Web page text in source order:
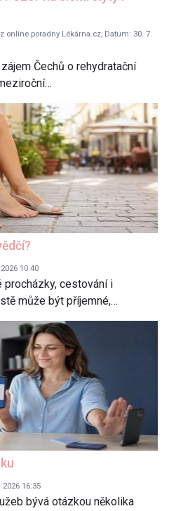
online poradny Lékárna.cz, Datum: 30. 7.
Čechů o rehydratační
10:40
procházky, cestování i
může být příjemné,…
16:35
bývá otázkou několika